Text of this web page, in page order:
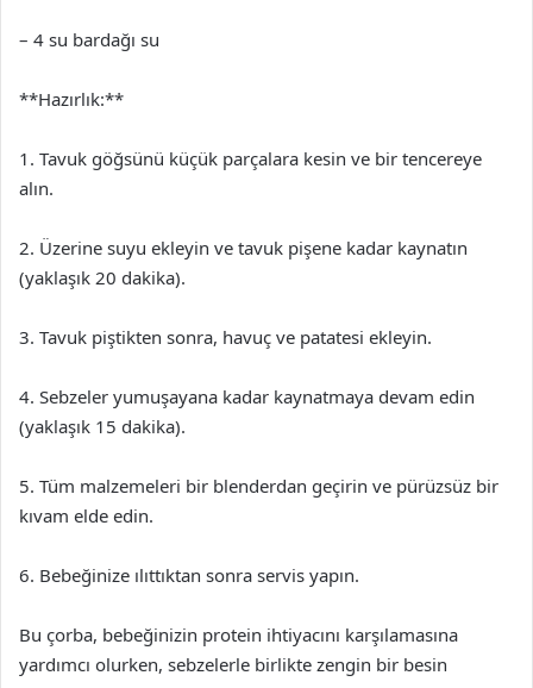
– 4 su bardağı su
**Hazırlık:**
1. Tavuk göğsünü küçük parçalara kesin ve bir tencereye
alın.
2. Üzerine suyu ekleyin ve tavuk pişene kadar kaynatın
(yaklaşık 20 dakika).
3. Tavuk piştikten sonra, havuç ve patatesi ekleyin.
4. Sebzeler yumuşayana kadar kaynatmaya devam edin
(yaklaşık 15 dakika).
5. Tüm malzemeleri bir blenderdan geçirin ve pürüzsüz bir
kıvam elde edin.
6. Bebeğinize ılıttıktan sonra servis yapın.
Bu çorba, bebeğinizin protein ihtiyacını karşılamasına
yardımcı olurken, sebzelerle birlikte zengin bir besin